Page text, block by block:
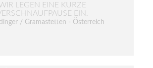
LEGEN EINE KURZE
EIN.
/ Gramastetten - Österreich